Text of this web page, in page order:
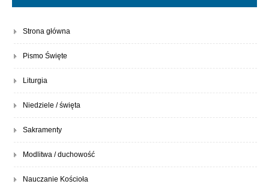
Strona główna
Pismo Święte
Liturgia
Niedziele / święta
Sakramenty
Modlitwa / duchowość
Nauczanie Kościoła